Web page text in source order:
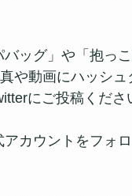
ッグ」や「抱っ
や動画にハッシ
にご投稿くださ
アカウントをフォ